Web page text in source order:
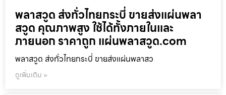
พลาสวูด ส่งทั่วไทยกระบี่ ขายส่งแผ่นพลา
สวูด คุณภาพสูง ใช้ได้ทั้งภายในและ
ภายนอก ราคาถูก แผ่นพลาสวูด.com
พลาสวูด ส่งทั่วไทยกระบี่ ขายส่งแผ่นพลาสว
ดูเพิ่มเติม »